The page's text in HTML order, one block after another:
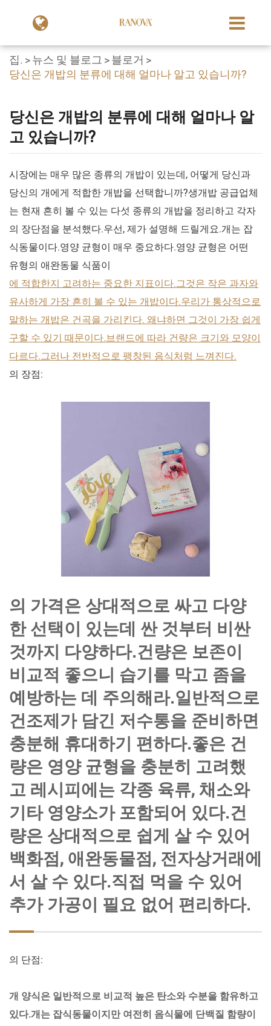
집. 뉴스 및 블로그
블로거
당신은 개밥의 분류에 대해 얼마나 알고 있습니까?
당신은 개밥의 분류에 대해 얼마나 알
고 있습니까?
시장에는 매우 많은 종류의 개밥이 있는데, 어떻게 당신과
당신의 개에게 적합한 개밥을 선택합니까?생개밥 공급업체
는 현재 흔히 볼 수 있는 다섯 종류의 개밥을 정리하고 각자
의 장단점을 분석했다.우선, 제가 설명해 드릴게요.개는 잡
식동물이다.영양 균형이 매우 중요하다.영양 균형은 어떤
유형의 애완동물 식품이
에 적합한지 고려하는 중요한 지표이다.그것은 작은 과자와
유사하게 가장 흔히 볼 수 있는 개밥이다.우리가 통상적으로
말하는 개밥은 건곡을 가리킨다. 왜냐하면 그것이 가장 쉽게
구할 수 있기 때문이다.브랜드에 따라 건량은 크기와 모양이
다르다.그러나 전반적으로 팽창된 음식처럼 느껴진다.
의 장점:
의 가격은 상대적으로 싸고 다양
한 선택이 있는데 싼 것부터 비싼
것까지 다양하다.건량은 보존이
비교적 좋으니 습기를 막고 좀을
예방하는 데 주의해라.일반적으로
건조제가 담긴 저수통을 준비하면
충분해 휴대하기 편하다.좋은 건
량은 영양 균형을 충분히 고려했
고 레시피에는 각종 육류, 채소와
기타 영양소가 포함되어 있다.건
량은 상대적으로 쉽게 살 수 있어
백화점, 애완동물점, 전자상거래에
서 살 수 있다.직접 먹을 수 있어
추가 가공이 필요 없어 편리하다.
의 단점:
개 양식은 일반적으로 비교적 높은 탄소와 수분을 함유하고
있다.개는 잡식동물이지만 여전히 음식물에 단백질 함량이